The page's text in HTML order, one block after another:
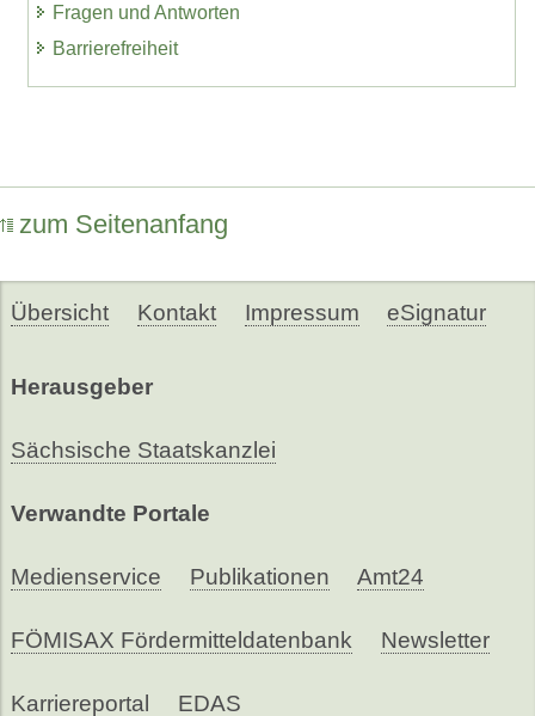
Fragen und Antworten
Barrierefreiheit
zum Seitenanfang
Übersicht Kontakt Impressum eSignatur
Herausgeber
Sächsische Staatskanzlei
Verwandte Portale
Medienservice Publikationen Amt24
FÖMISAX Fördermitteldatenbank Newsletter
Karriereportal EDAS